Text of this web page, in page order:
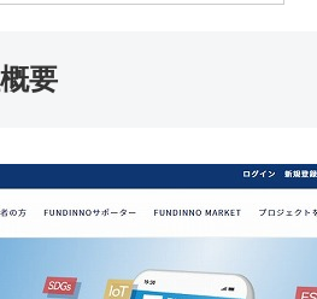
要